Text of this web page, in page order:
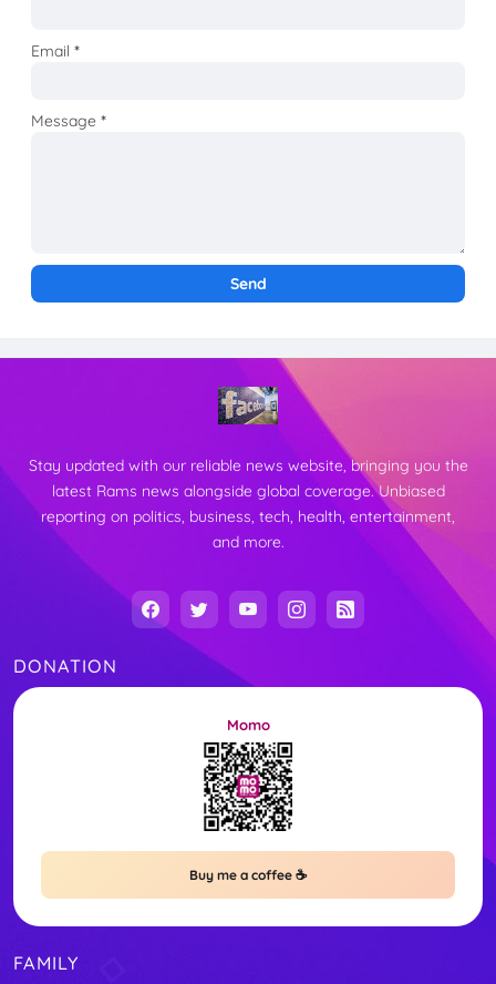
Email*
Message*
Stay updated with our reliable news website, bringing you the
latest Rams news alongside global coverage. Unbiased
reporting on politics, business, tech, health, entertainment,
and more.
DONATION
Momo
Buy me a coffee ☕
FAMILY